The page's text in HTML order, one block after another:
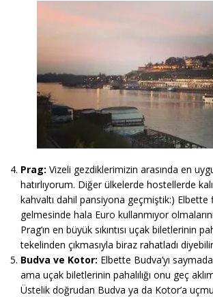
Prag: Vizeli gezdiklerimizin arasında en
hatırlıyorum. Diğer ülkelerde hostellerde
kahvaltı dahil pansiyona geçmiştik:) Elbette
gelmesinde hala Euro kullanmıyor
Prag’ın en büyük sıkıntısı uçak biletlerinin
tekelinden çıkmasıyla biraz rahatladı
Budva ve Kotor: Elbette Budva’yı
ama uçak biletlerinin pahalılığı onu geç
Üstelik doğrudan Budva ya da Kotor’a